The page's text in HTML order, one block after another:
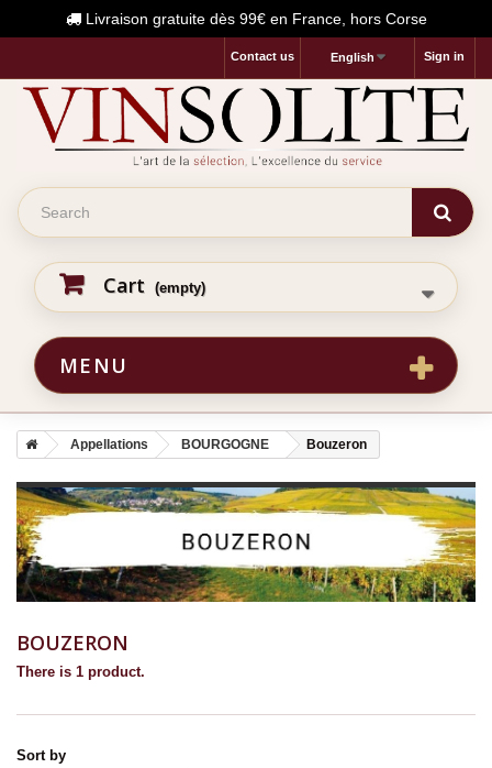
Livraison gratuite dès 99€ en France, hors Corse
Sign in
English
Contact us
Cart (empty)
MENU
Appellations BOURGOGNE Bouzeron
BOUZERON
There is 1 product.
Sort by